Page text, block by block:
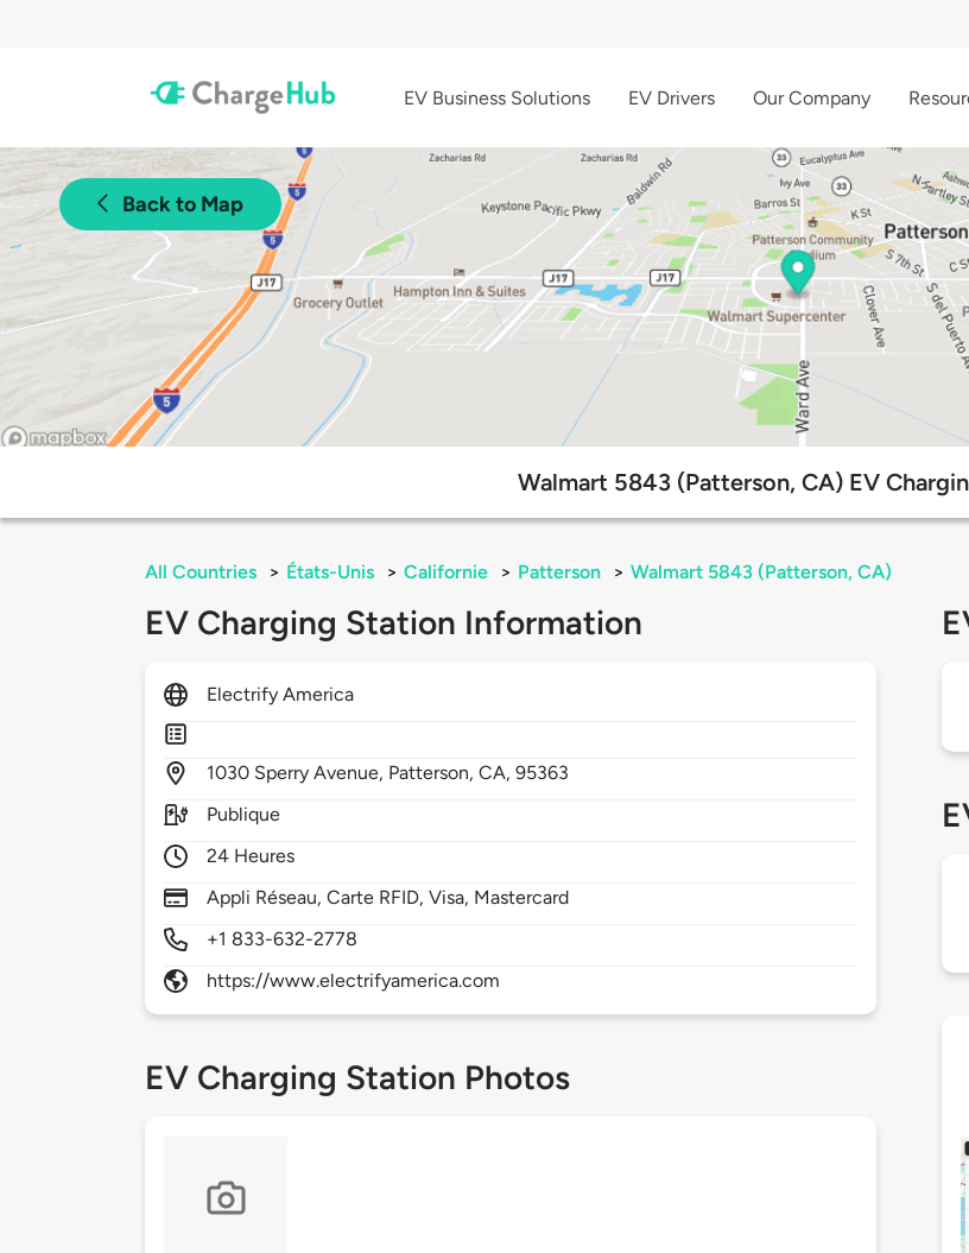
EV Business Solutions EV Drivers Our Company
Back to Map
Walmart 5843 (Patterson, CA) EV
All Countries > États-Unis > Californie > Patterson > Walmart 5843 (Patterson, CA)
EV Charging Station Information
Electrify America
1030 Sperry Avenue, Patterson,CA,95363
Publique
24 Heures
Appli Réseau, Carte RFID, Visa, Mastercard
+1 833-632-2778
https://www.electrifyamerica.com
EV Charging Station Photos